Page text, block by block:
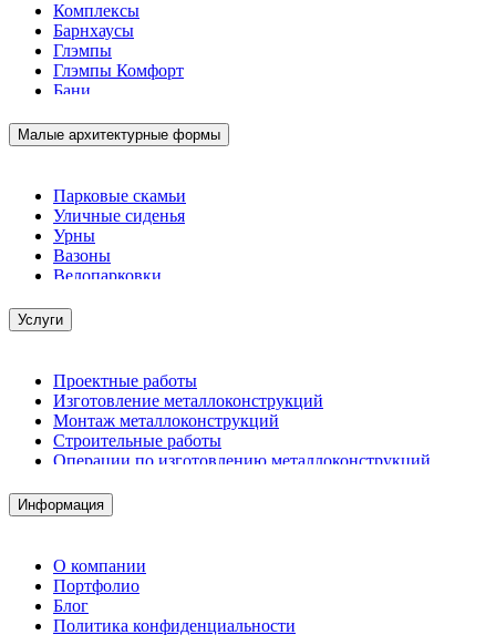
Комплексы
Барнхаусы
Глэмпы
Глэмпы Комфорт
Бани
Малые архитектурные формы
Парковые скамьи
Уличные сиденья
Урны
Вазоны
Велопарковки
Услуги
Проектные работы
Изготовление металлоконструкций
Монтаж металлоконструкций
Строительные работы
Операции по изготовлению металлоконструкций
Комплектация металлопроката
Изготовление винтовых свай
Информация
О компании
Портфолио
Блог
Политика конфиденциальности